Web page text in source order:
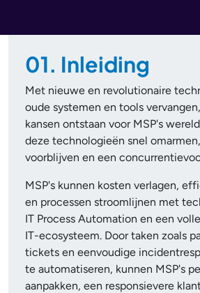
01. Inleiding
Met nieuwe en revolutionaire
oude systemen en tools
kansen ontstaan voor MSP's
deze technologieën snel
voorblijven en een
MSP's kunnen kosten verlagen,
en processen stroomlijnen met
IT Process Automation en een
IT-ecosysteem. Door taken zoals
tickets en eenvoudige
te automatiseren, kunnen MSP's
aanpakken, een responsievere